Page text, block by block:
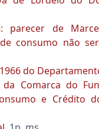
parecer de
consumo não
do
Comarca do
e Crédito